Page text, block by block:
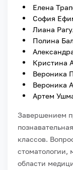
Елена
София
Лиана
Полина
Кристина
Вероника
Вероника
Артем
Завершением
классов.
стоматологии,
области